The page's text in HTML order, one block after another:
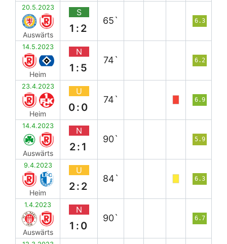
20.5.2023
Auswärts
S
1:2
65` 6.3
14.5.2023
Heim
N
1:5
74` 6.2
23.4.2023
Heim
U
0:0
74` 6.9
14.4.2023
Auswärts
N
2:1
90` 5.9
9.4.2023
Heim
U
2:2
84` 6.3
1.4.2023
Auswärts
N
1:0
90` 6.7